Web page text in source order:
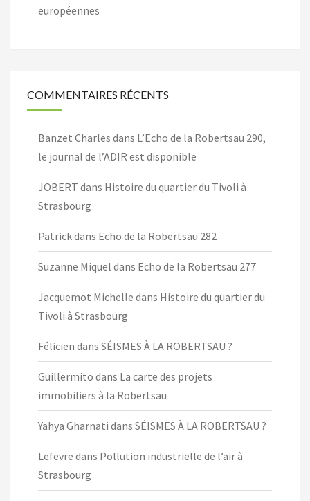
européennes
COMMENTAIRES RÉCENTS
Banzet Charles dans L’Echo de la Robertsau 290,
le journal de l’ADIR est disponible
JOBERT dans Histoire du quartier du Tivoli à
Strasbourg
Patrickdans Echo de la Robertsau 282
Suzanne Miquel dans Echo de la Robertsau 277
Jacquemot Michelle dans Histoire du quartier du
Tivoli à Strasbourg
Félicien dans SÉISMES À LA ROBERTSAU ?
Guillermito dans La carte des projets
immobiliers à la Robertsau
Yahya Gharnati dans SÉISMES À LA ROBERTSAU ?
Lefevre dans Pollution industrielle de l’air à
Strasbourg